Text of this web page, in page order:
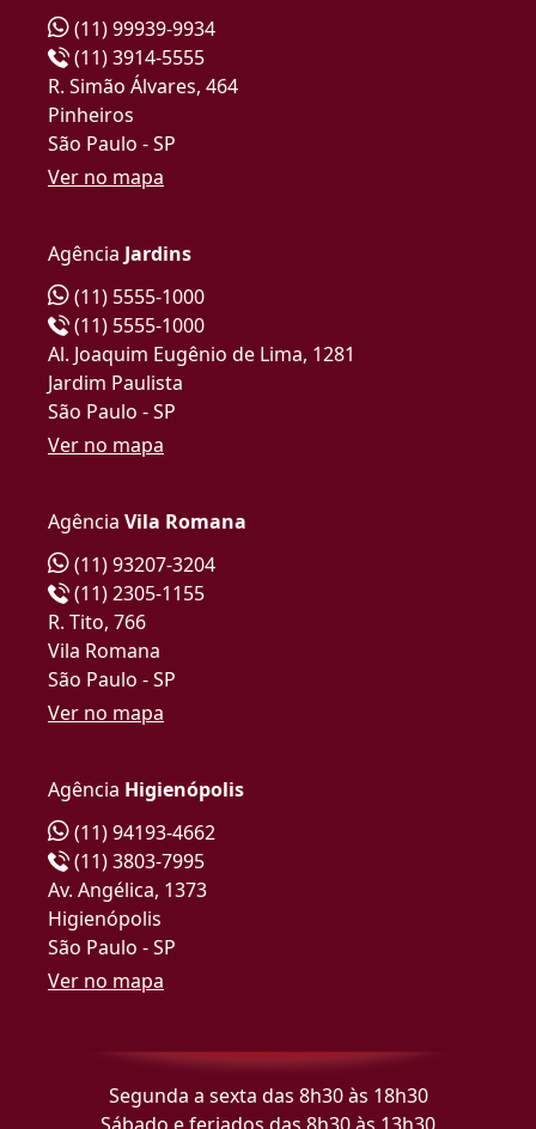
(11) 99939-9934
(11) 3914-5555
R. Simão Álvares, 464
Pinheiros
São Paulo - SP
Ver no mapa
Agência Jardins
(11) 5555-1000
(11) 5555-1000
Al. Joaquim Eugênio de Lima, 1281
Jardim Paulista
São Paulo - SP
Ver no mapa
Agência Vila Romana
(11) 93207-3204
(11) 2305-1155
R. Tito, 766
Vila Romana
São Paulo - SP
Ver no mapa
Agência Higienópolis
(11) 94193-4662
(11) 3803-7995
Av. Angélica, 1373
Higienópolis
São Paulo - SP
Ver no mapa
Segunda a sexta das 8h30 às 18h30
Sábado e feriados das 8h30 às 13h30